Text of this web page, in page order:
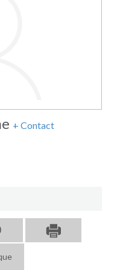
+ Contact